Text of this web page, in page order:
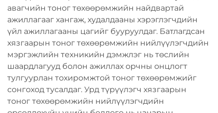
авагчийн тоног төхөөрөмжийн найдвартай
ажиллагааг хангаж, худалдааны хэрэглэгчдийн
үйл ажиллагааны цагийг бууруулдаг. Батлагдсан
хязгаарын тоног төхөөрөмжийн нийлүүлэгчдийн
мэргэжлийн техникийн дэмжлэг нь төслийн
шаардлагууд болон ажиллах орчны онцлогт
тулгуурлан тохиромжтой тоног төхөөрөмжийг
сонгоход тусалдаг. Урд түрүүлэгч хязгаарын
тоног төхөөрөмжийн нийлүүлэгчдийн